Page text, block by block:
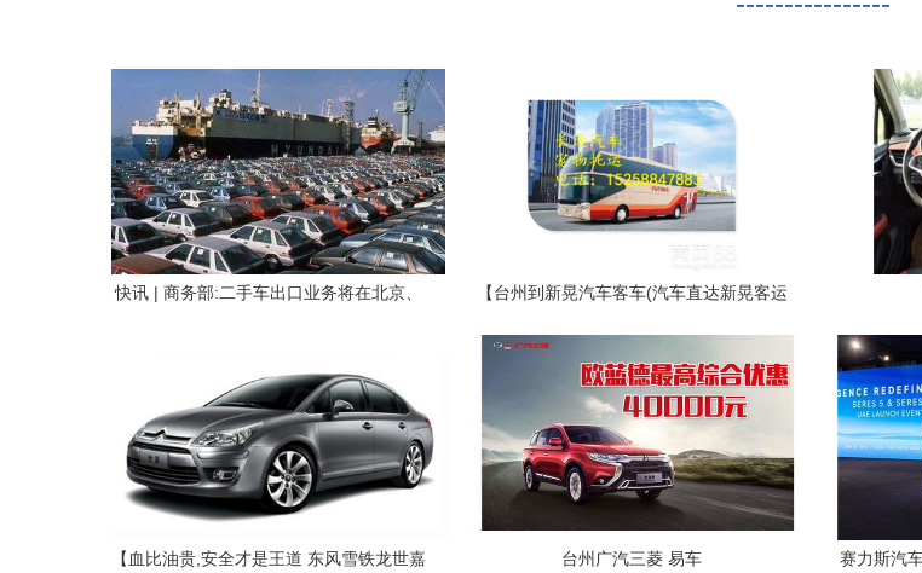
快讯 | 商务部:二手车出口业务将在北京、
【台州到新晃汽车客车(汽车直达新晃客运
【血比油贵,安全才是王道 东风雪铁龙世嘉 台州广汽三菱 易车 赛力斯汽